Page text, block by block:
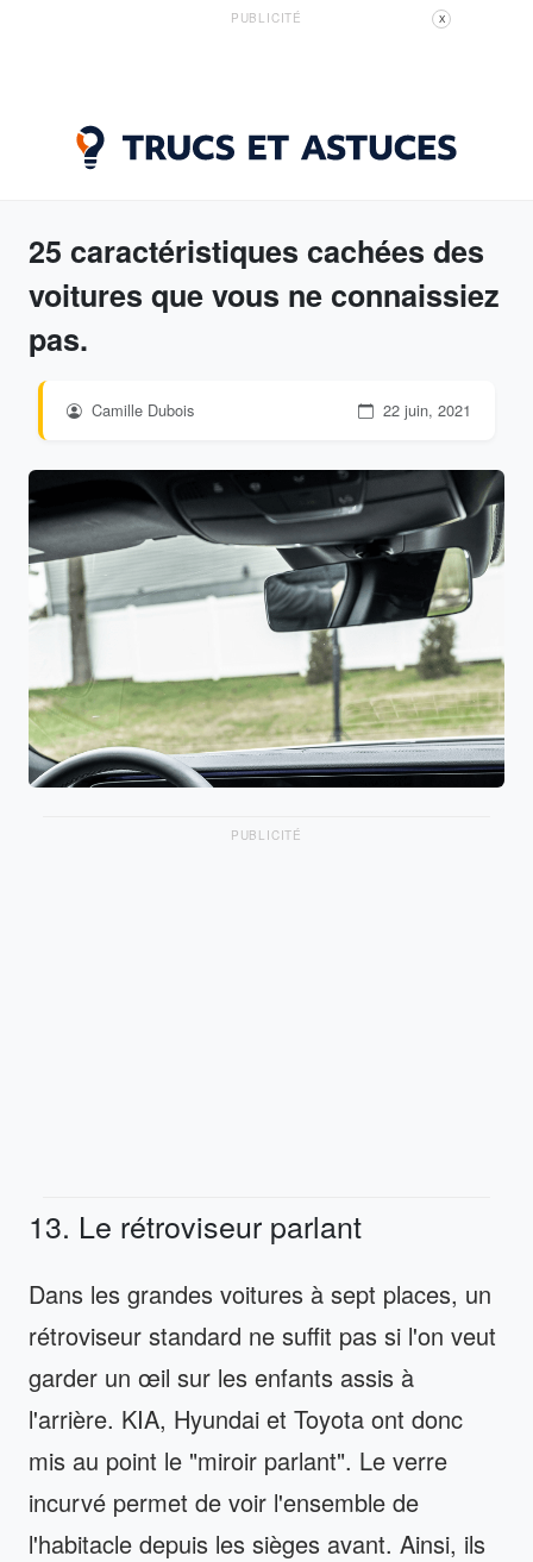
PUBLICITÉ X
25 caractéristiques cachées des
voitures que vous ne connaissiez
pas.
Camille Dubois 22 juin, 2021
PUBLICITÉ
13. Le rétroviseur parlant
Dans les grandes voitures à sept places, un
rétroviseur standard ne suffit pas si l'on veut
garder un œil sur les enfants assis à
l'arrière. KIA, Hyundai et Toyota ont donc
mis au point le "miroir parlant". Le verre
incurvé permet de voir l'ensemble de
l'habitacle depuis les sièges avant. Ainsi, ils